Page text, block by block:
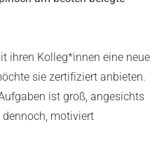
ihren Kolleg*innen eine neue
sie zertifiziert anbieten.
ist groß, angesichts
motiviert